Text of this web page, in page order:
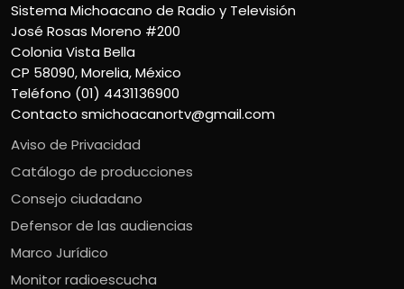
Sistema Michoacano de Radio y Televisión
José Rosas Moreno #200
Colonia Vista Bella
CP 58090, Morelia, México
Teléfono (01) 4431136900
Contacto smichoacanortv@gmail.com
Aviso de Privacidad
Catálogo de producciones
Consejo ciudadano
Defensor de las audiencias
Marco Jurídico
Monitor radioescucha